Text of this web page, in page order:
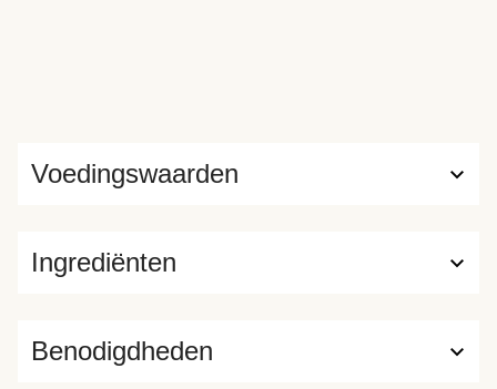
Ingrediënten
Voedingswaarden
Benodigdheden